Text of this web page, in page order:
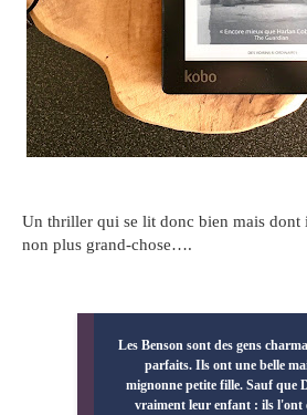
Un thriller qui se lit donc bien mais dont
non plus grand-chose….
Les Benson sont des gens
parfaits. Ils ont une belle
mignonne petite fille. Sauf que
vraiment leur enfant : ils l'ont